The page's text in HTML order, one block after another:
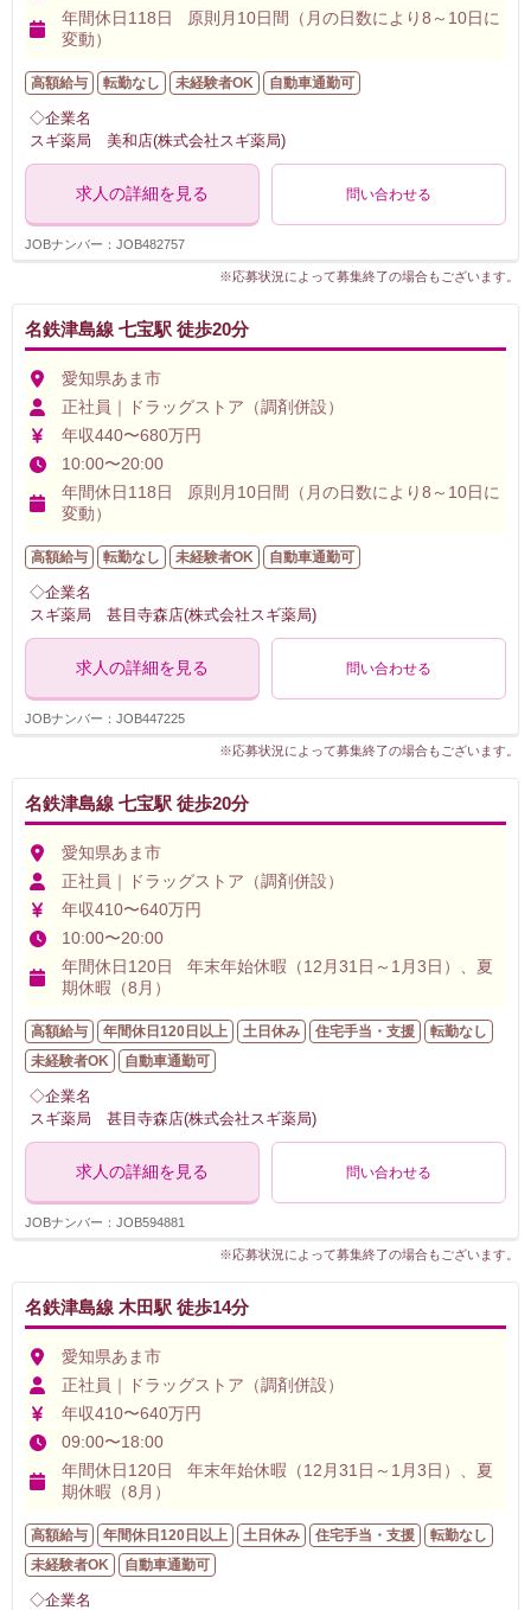
年間休日118日 原則月10日間（月の日数により8～10日に
変動）
高額給与 転勤なし 未経験者OK 自動車通勤可
◇企業名
スギ薬局 美和店(株式会社スギ薬局)
求人の詳細を見る 問い合わせる
JOBナンバー：JOB482757
※応募状況によって募集終了の場合もございます。
名鉄津島線 七宝駅 徒歩20分
愛知県あま市
正社員｜ドラッグストア（調剤併設）
年収440〜680万円
10:00〜20:00
年間休日118日 原則月10日間（月の日数により8～10日に
変動）
高額給与 転勤なし 未経験者OK 自動車通勤可
◇企業名
スギ薬局 甚目寺森店(株式会社スギ薬局)
求人の詳細を見る 問い合わせる
JOBナンバー：JOB447225
※応募状況によって募集終了の場合もございます。
名鉄津島線 七宝駅 徒歩20分
愛知県あま市
正社員｜ドラッグストア（調剤併設）
年収410〜640万円
10:00〜20:00
年間休日120日 年末年始休暇（12月31日～1月3日）、夏
期休暇（8月）
高額給与 年間休日120日以上 土日休み 住宅手当・支援
転勤なし
未経験者OK
自動車通勤可
◇企業名
スギ薬局 甚目寺森店(株式会社スギ薬局)
求人の詳細を見る 問い合わせる
JOBナンバー：JOB594881
※応募状況によって募集終了の場合もございます。
名鉄津島線 木田駅 徒歩14分
愛知県あま市
正社員｜ドラッグストア（調剤併設）
年収410〜640万円
09:00〜18:00
年間休日120日 年末年始休暇（12月31日～1月3日）、夏
期休暇（8月）
高額給与 年間休日120日以上 土日休み 住宅手当・支援
転勤なし
未経験者OK
自動車通勤可
◇企業名